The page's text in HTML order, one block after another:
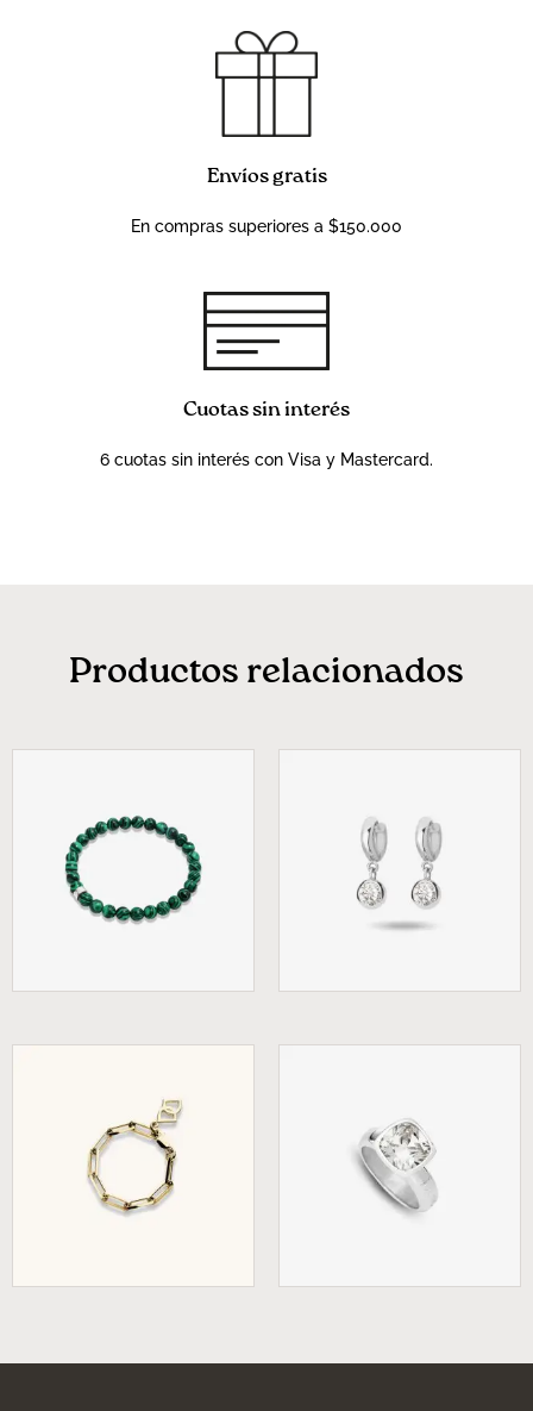
Envíos gratis
En compras superiores a $150.000
Cuotas sin interés
6 cuotas sin interés con Visa y Mastercard.
Productos relacionados